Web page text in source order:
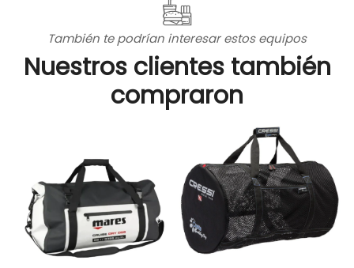
También te podrían interesar estos equipos
Nuestros clientes también
compraron